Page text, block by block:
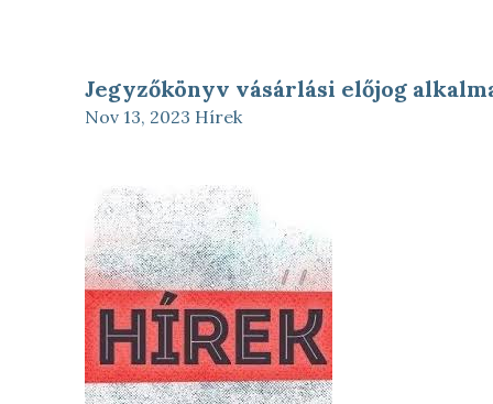
Jegyzőkönyv vásárlási előjog
Nov 13, 2023 Hírek